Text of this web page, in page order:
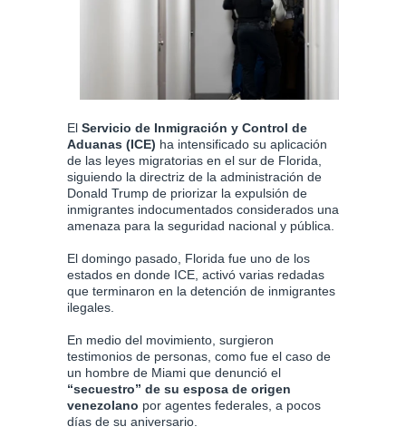
El Servicio de Inmigración y Control de
Aduanas (ICE) ha intensificado su aplicación
de las leyes migratorias en el sur de Florida,
siguiendo la directriz de la administración de
Donald Trump de priorizar la expulsión de
inmigrantes indocumentados considerados una
amenaza para la seguridad nacional y pública.
El domingo pasado, Florida fue uno de los
estados en donde ICE, activó varias redadas
que terminaron en la detención de inmigrantes
ilegales.
En medio del movimiento, surgieron
testimonios de personas, como fue el caso de
un hombre de Miami que denunció el
“secuestro” de su esposa de origen
venezolano por agentes federales, a pocos
días de su aniversario.